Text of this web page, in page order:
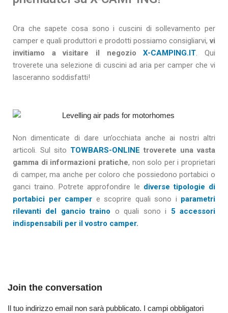
Ora che sapete cosa sono i cuscini di sollevamento per
camper e quali produttori e prodotti possiamo consigliarvi,vi
invitiamo a visitare il negozioX-CAMPING.IT. Qui
troverete una selezione di cuscini ad aria per camper che vi
lasceranno soddisfatti!
Non dimenticate di dare un’occhiata anche ai nostri altri
articoli. Sul sito TOWBARS-ONLINE troverete una vasta
gamma di informazioni pratiche, non solo per i proprietari
di camper, ma anche per coloro che possiedono portabici o
ganci traino. Potrete approfondire le diverse tipologie di
portabici per camper e scoprire quali sono i parametri
rilevanti del gancio traino o quali sono i 5 accessori
indispensabili per il vostro camper.
Join the conversation
Il tuo indirizzo email non sarà pubblicato. I campi obbligatori